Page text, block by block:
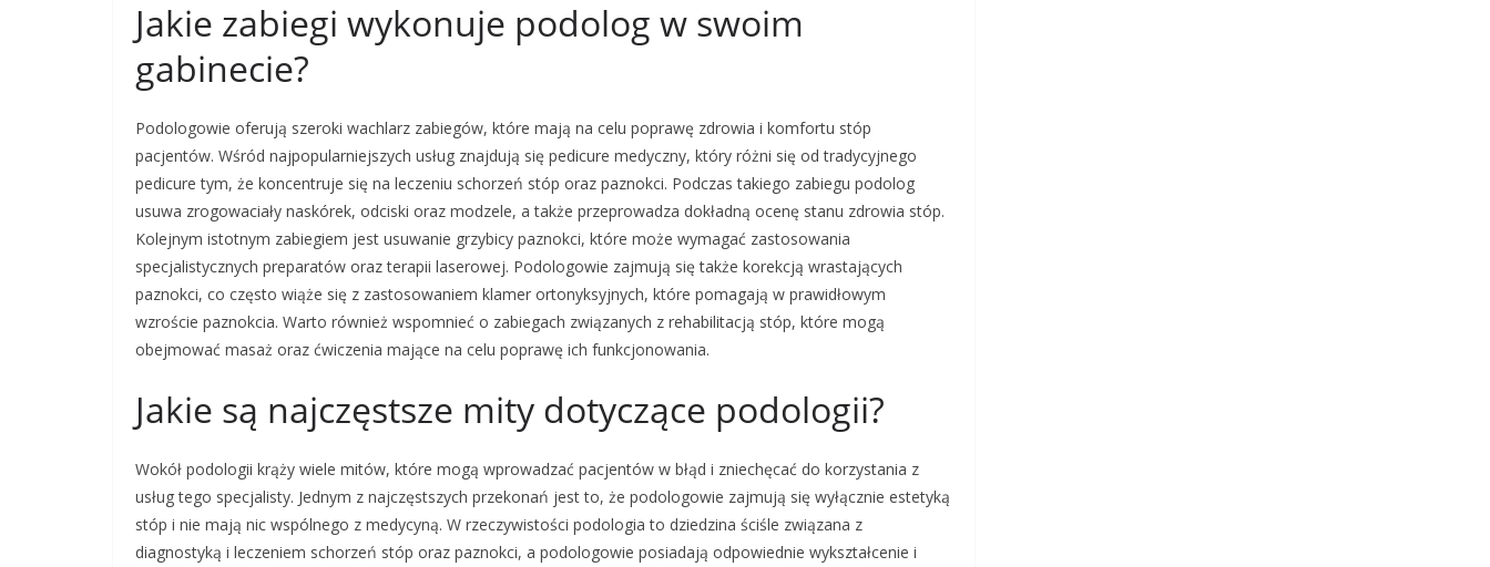
Jakie zabiegi wykonuje podolog w swoim
gabinecie?
Podologowie oferują szeroki wachlarz zabiegów, które mają na celu poprawę zdrowia i komfortu stóp
pacjentów. Wśród najpopularniejszych usług znajdują się pedicure medyczny, który różni się od tradycyjnego
pedicure tym, że koncentruje się na leczeniu schorzeń stóp oraz paznokci. Podczas takiego zabiegu podolog
usuwa zrogowaciały naskórek, odciski oraz modzele, a także przeprowadza dokładną ocenę stanu zdrowia stóp.
Kolejnym istotnym zabiegiem jest usuwanie grzybicy paznokci, które może wymagać zastosowania
specjalistycznych preparatów oraz terapii laserowej. Podologowie zajmują się także korekcją wrastających
paznokci, co często wiąże się z zastosowaniem klamer ortonyksyjnych, które pomagają w prawidłowym
wzroście paznokcia. Warto również wspomnieć o zabiegach związanych z rehabilitacją stóp, które mogą
obejmować masaż oraz ćwiczenia mające na celu poprawę ich funkcjonowania.
Jakie są najczęstsze mity dotyczące podologii?
Wokół podologii krąży wiele mitów, które mogą wprowadzać pacjentów w błąd i zniechęcać do korzystania z
usług tego specjalisty. Jednym z najczęstszych przekonań jest to, że podologowie zajmują się wyłącznie estetyką
stóp i nie mają nic wspólnego z medycyną. W rzeczywistości podologia to dziedzina ściśle związana z
diagnostyką i leczeniem schorzeń stóp oraz paznokci, a podologowie posiadają odpowiednie wykształcenie i